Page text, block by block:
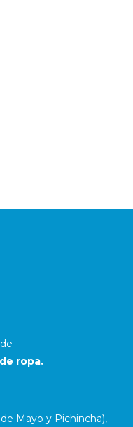
ropa.
Mayo y Pichincha),